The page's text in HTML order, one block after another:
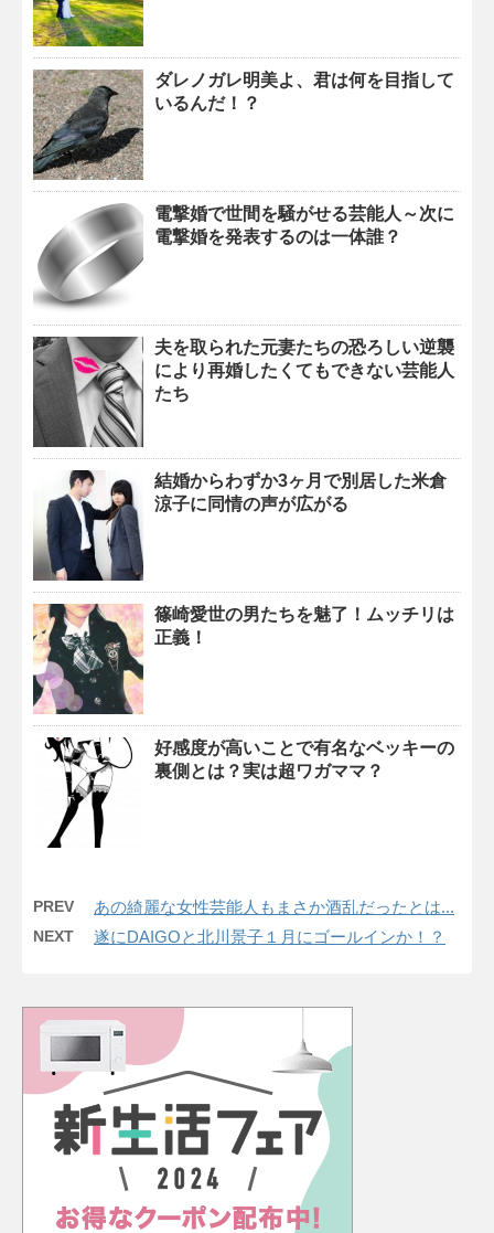
ダレノガレ明美よ、君は何を目指して
いるんだ！？
電撃婚で世間を騒がせる芸能人～次に
電撃婚を発表するのは一体誰？
夫を取られた元妻たちの恐ろしい逆襲
により再婚したくてもできない芸能人
たち
結婚からわずか3ヶ月で別居した米倉
涼子に同情の声が広がる
篠崎愛世の男たちを魅了！ムッチリは
正義！
好感度が高いことで有名なベッキーの
裏側とは？実は超ワガママ？
PREV あの綺麗な女性芸能人もまさか酒乱だったとは...
NEXT 遂にDAIGOと北川景子１月にゴールインか！？